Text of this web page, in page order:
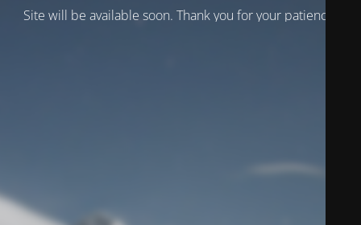
Site will be available soon. Thank you for your patience!